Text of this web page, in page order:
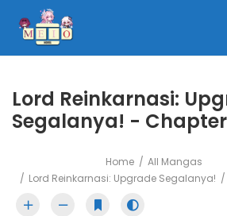
Lord Reinkarnasi:
Segalanya! -
Home
All Mangas
Lord Reinkarnasi: Upgrade Segalanya!